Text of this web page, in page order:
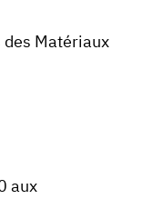
Matériaux
aux